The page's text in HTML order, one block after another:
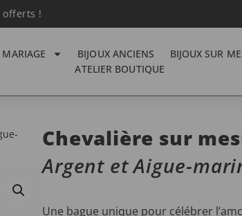
!
MARIAGE BIJOUX ANCIENS BIJOUX SUR
ATELIER BOUTIQUE
Chevalière sur
Argent et Aigue-
Une bague unique pour célébrer